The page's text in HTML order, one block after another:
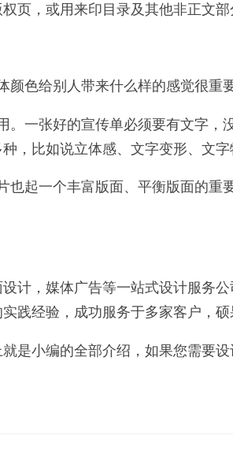
页，或用来印目录及其他非正文部
色给别人带来什么样的感觉很重要
一张好的宣传单必须要有文字
，比如说立体感、文字变形、文字
起一个丰富版面、平衡版面的重
计，媒体广告等一站式设计服务
践经验，成功服务于多家客户，硕
是小编的全部介绍，如果您需要